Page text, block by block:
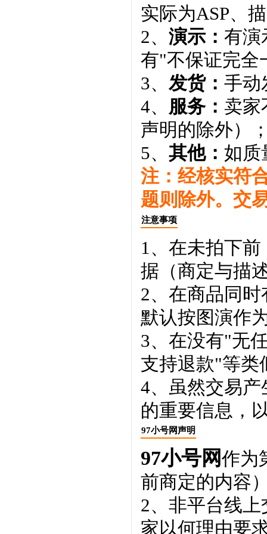
实际为ASP、
2、 演示： 有演
有"不保证完全
3、 发货： 手动
4、 服务： 卖家
声明的除外）
5、 其他： 如质
注：经核实符
题则除外。交
注意事项
1、在未拍下
据（商定与描
2、在商品同
默认按图演作
3、在没有"无
支持退款"等类
4、虽然交易
的重要信息，
97小号网声明
97小号网作为
前商定的内容
2、非平台线
家以何理由要